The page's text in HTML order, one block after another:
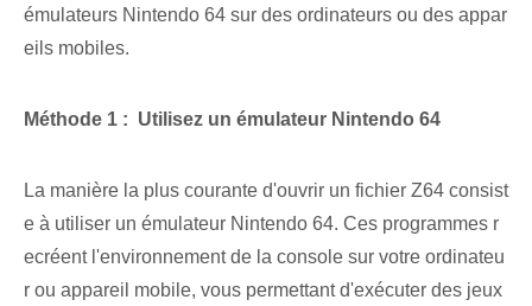
émulateurs Nintendo 64 sur des ordinateurs ou des appar
eils mobiles.
Méthode 1 : ‌ Utilisez un émulateur⁢ Nintendo ‌64
La manière la plus courante d'ouvrir un fichier Z64 consist
e à utiliser un émulateur Nintendo 64. Ces programmes r
ecréent l'environnement de la console sur votre ordinateu
r ou appareil mobile, vous permettant d'exécuter des jeux